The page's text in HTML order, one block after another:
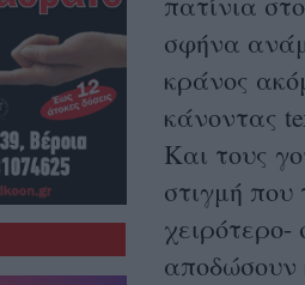
σφήνα
κράνος
κάνοντας
Και τους
στιγμή
αποδώσουν